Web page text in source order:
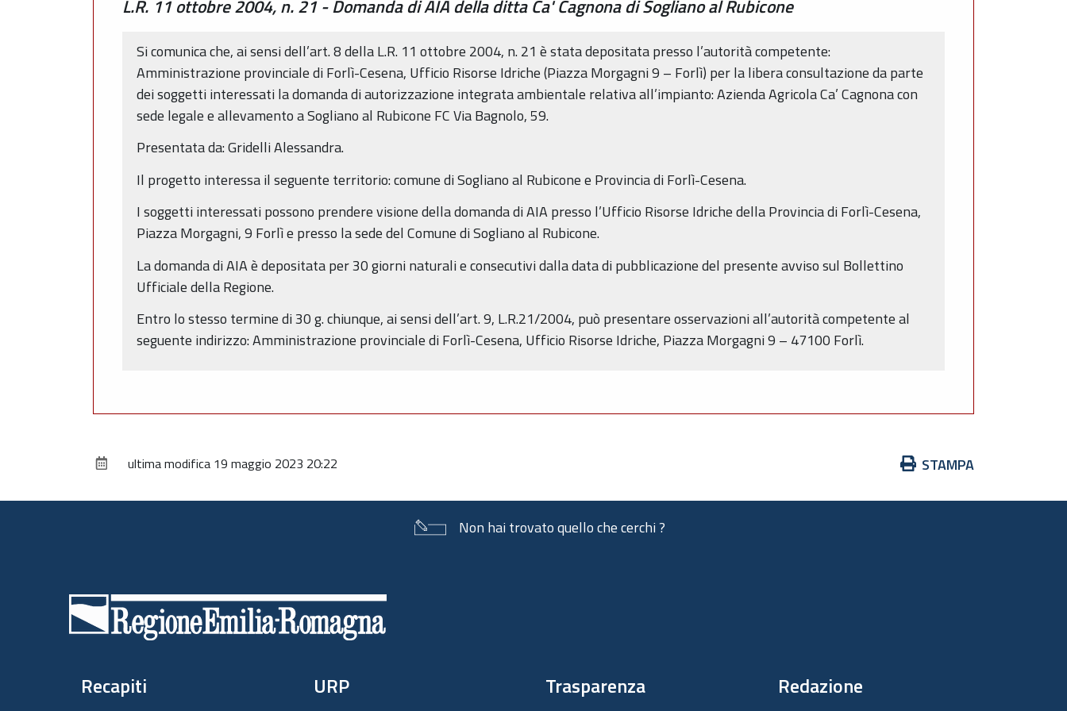
L.R. 11 ottobre 2004, n. 21 - Domanda di AIA della ditta Ca' Cagnona di Sogliano al Rubicone
Si comunica che, ai sensi dell’art. 8 della L.R. 11 ottobre 2004, n. 21 è stata depositata presso l’autorità competente:
Amministrazione provinciale di Forlì-Cesena, Ufficio Risorse Idriche (Piazza Morgagni 9 – Forlì) per la libera consultazione da parte
dei soggetti interessati la domanda di autorizzazione integrata ambientale relativa all’impianto: Azienda Agricola Ca’ Cagnona con
sede legale e allevamento a Sogliano al Rubicone FC Via Bagnolo, 59.
Presentata da: Gridelli Alessandra.
Il progetto interessa il seguente territorio: comune di Sogliano al Rubicone e Provincia di Forlì-Cesena.
I soggetti interessati possono prendere visione della domanda di AIA presso l’Ufficio Risorse Idriche della Provincia di Forlì-Cesena,
Piazza Morgagni, 9 Forlì e presso la sede del Comune di Sogliano al Rubicone.
La domanda di AIA è depositata per 30 giorni naturali e consecutivi dalla data di pubblicazione del presente avviso sul Bollettino
Ufficiale della Regione.
Entro lo stesso termine di 30 g. chiunque, ai sensi dell’art. 9, L.R.21/2004, può presentare osservazioni all’autorità competente al
seguente indirizzo: Amministrazione provinciale di Forlì-Cesena, Ufficio Risorse Idriche, Piazza Morgagni 9 – 47100 Forlì.
Azioni
documento
STAMPA
ultima modifica 19 maggio 2023 20:22
Non hai trovato quello che cerchi ?
Recapiti URP Trasparenza Redazione